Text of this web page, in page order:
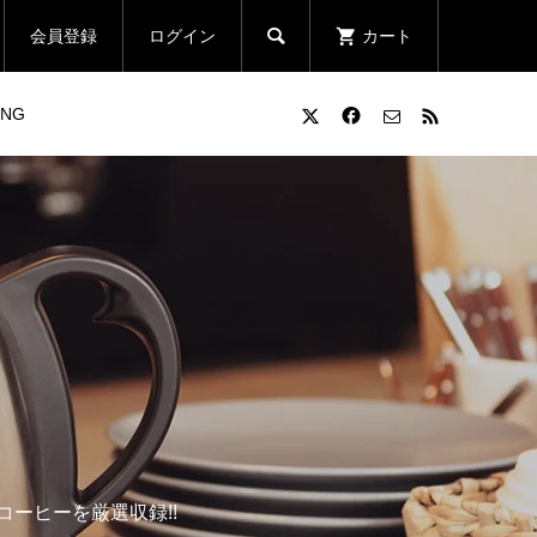
会員登録 ログイン  カート
ーヒーを厳選収録!!